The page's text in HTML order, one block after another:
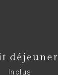
déjeuner
Inclus